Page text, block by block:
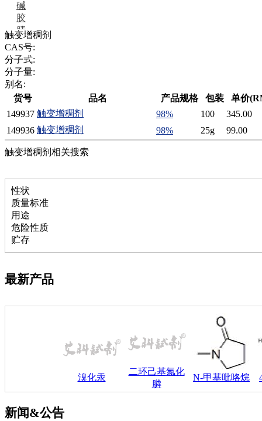
碱
胶
腈
精
肼
醌
蜡
锂
啉
磷
膦
硫
铝
镁
锰
硅烷
酰氯
林
醚
脒
钼
萘
醛
触变增稠剂
CAS号:
分子式:
分子量:
别名:
货号
品名 产品规格 包装
单价
149937 触变增稠剂 98% 100
345.00
149936 触变增稠剂 98% 25g 99.00
性状
质量标准
用途
危险性质
贮存
触变增稠剂相关搜索
最新产品
溴化汞
二环己基氯化
膦
N-甲基吡咯烷
新闻&公告